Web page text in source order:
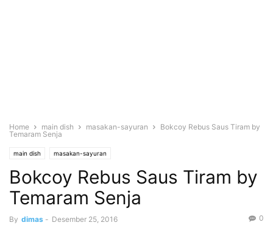
Home main dish masakan-sayuran
Bokcoy Rebus Saus Tiram by
Temaram Senja
main dish masakan-sayuran
Bokcoy Rebus Saus Tiram by
Temaram Senja
By dimas - Desember 25, 2016 0